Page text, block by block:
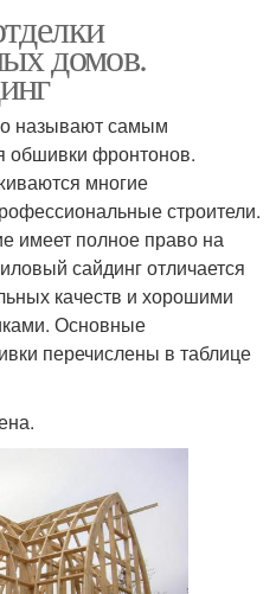
домов.
называют самым
обшивки фронтонов.
многие
строители.
имеет полное право на
сайдинг отличается
качеств и хорошими
Основные
перечислены в таблице